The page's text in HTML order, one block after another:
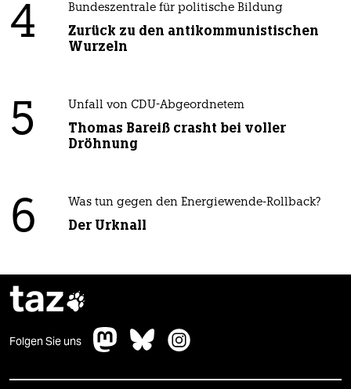
4 Bundeszentrale für politische Bildung
Zurück zu den antikommunistischen
Wurzeln
5 Unfall von CDU-Abgeordnetem
Thomas Bareiß crasht bei voller
Dröhnung
6 Was tun gegen den Energiewende-Rollback?
Der Urknall
taz
Folgen Sie uns